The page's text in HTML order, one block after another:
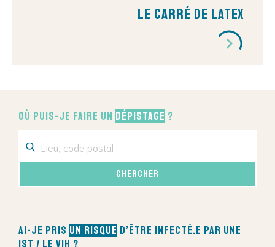
Où puis-je faire un dépistage ?
Ai-je pris un risque d’être infecté.e par une
IST / le VIH ?
Le carré de latex